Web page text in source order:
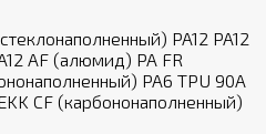
PA12 PA12
AF (алюмид) PA FR
PA6 TPU 90A
CF (карбононаполненный)